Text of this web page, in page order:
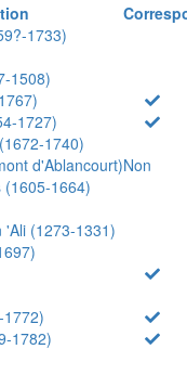
1733)
1508)
1727)
1740)
d'Ablancourt)Non
(1605-1664)
'Ali (1273-1331)
1782)